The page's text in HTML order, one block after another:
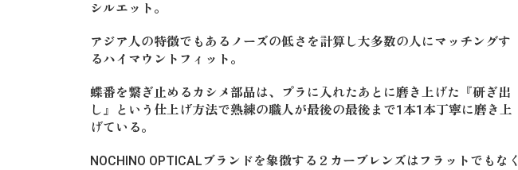
シルエット。
アジア人の特徴でもあるノーズの低さを計算し大多数の人にマッチングす
るハイマウントフィット。
蝶番を繋ぎ止めるカシメ部品は、プラに入れたあとに磨き上げた『研ぎ出
し』という仕上げ方法で熟練の職人が最後の最後まで1本1本丁寧に磨き上
げている。
NOCHINO OPTICALブランドを象徴する２カーブレンズはフラットでもなく